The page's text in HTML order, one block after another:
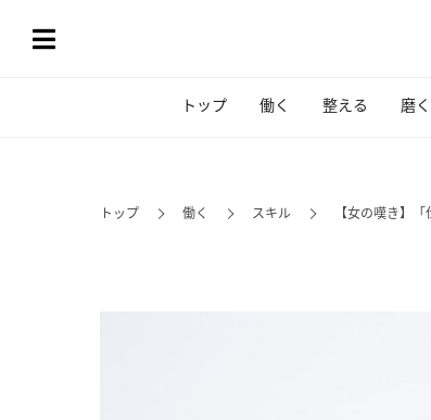
トップ 働く 整える 磨く
トップ 働く スキル 【女の嘆き】